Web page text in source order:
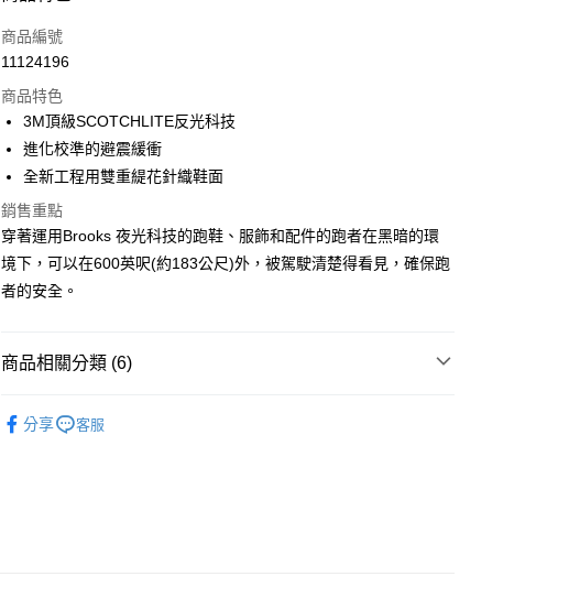
信用卡一次付款
運送方式
宅配
每筆NT$100，滿NT$3,500(含以上)免運費
商品編號
11124196
商品特色
3M頂級SCOTCHLITE反光科技
進化校準的避震緩衝
全新工程用雙重緹花針織鞋面
銷售重點
穿著運用Brooks 夜光科技的跑鞋、服飾和配件的跑者在黑暗的環
境下，可以在600英呎(約183公尺)外，被駕駛清楚得看見，確保跑
者的安全。
商品相關分類 (6)
分享 客服